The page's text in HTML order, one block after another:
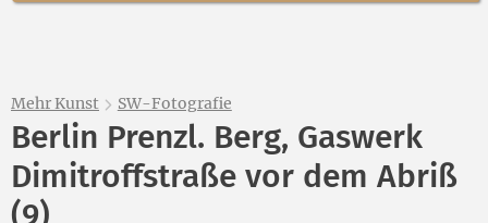
Mehr Kunst SW-Fotografie
Berlin Prenzl. Berg, Gaswerk
Dimitroffstraße vor dem Abriß